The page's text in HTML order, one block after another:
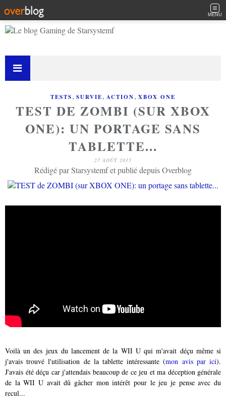
MENU
TESTS, SURVIE, ACTION, XBOX ONE
TEST DE ZOMBI (SUR XBOX
ONE): UN PORTAGE SANS
TABLETTE...
27 AOÛT 2015
Rédigé par Starsystemf et publié depuis Overblog
Voilà un des jeux du lancement de la WII U qui m'avait déçu même si
j'avais trouvé l'utilisation de la tablette intéressante (mon avis par ici).
J'avais été déçu car j'attendais beaucoup de ce jeu et ma déception générale
de la WII U avait dû gâcher mon intérêt pour le jeu je pense avec du
recul...